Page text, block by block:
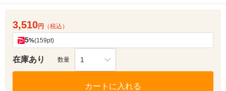
3,510円 （税込）
5%(159pt)
在庫あり 数量 1
カートに入れる